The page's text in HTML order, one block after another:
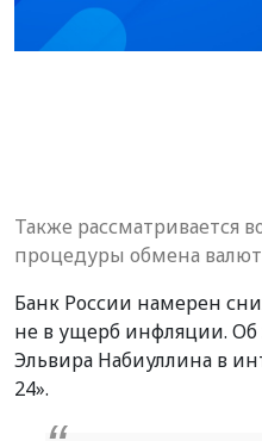
Также рассматривается
процедуры обмена
Банк России намерен
не в ущерб инфляции. Об
Эльвира Набиуллина в
24».